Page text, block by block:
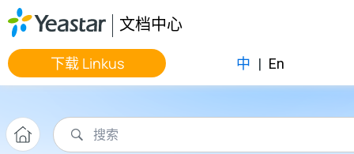
跳转到主要内容
文档中心
下载 Linkus 中 | En